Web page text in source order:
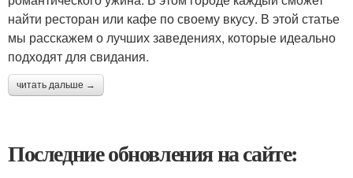
найти ресторан или кафе по своему вкусу. В этой статье
мы расскажем о лучших заведениях, которые идеально
подходят для свидания.
читать дальше →
Последние обновления на сайте: